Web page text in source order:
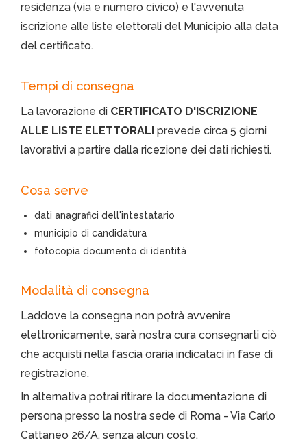
residenza (via e numero civico) e l'avvenuta
iscrizione alle liste elettorali del Municipio alla data
del certificato.
Tempi di consegna
La lavorazione di CERTIFICATO D'ISCRIZIONE
ALLE LISTE ELETTORALI prevede circa 5 giorni
lavorativi a partire dalla ricezione dei dati richiesti.
Cosa serve
dati anagrafici dell'intestatario
municipio di candidatura
fotocopia documento di identità
Modalità di consegna
Laddove la consegna non potrà avvenire
elettronicamente, sarà nostra cura consegnarti ciò
che acquisti nella fascia oraria indicataci in fase di
registrazione.
In alternativa potrai ritirare la documentazione di
persona presso la nostra sede di Roma - Via Carlo
Cattaneo 26/A, senza alcun costo.